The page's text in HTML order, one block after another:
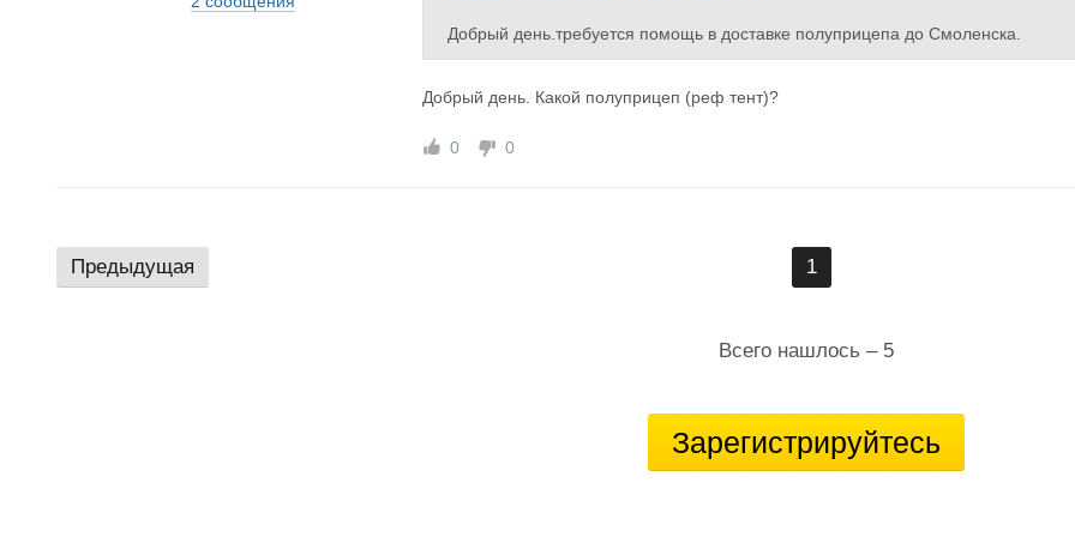
Добрый день.требуется помощь в доставке полуприцепа до Смоленска.
Добрый день. Какой полуприцеп (реф тент)?
0 0
Предыдущая 1
Всего нашлось – 5
Зарегистрируйтесь